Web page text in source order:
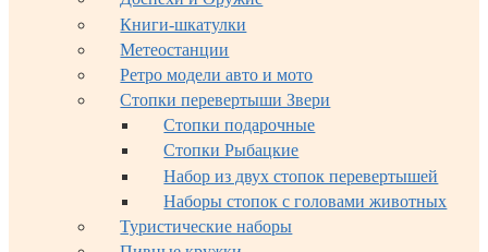
Книги-шкатулки
Метеостанции
Ретро модели авто и мото
Стопки перевертыши Звери
Стопки подарочные
Стопки Рыбацкие
Набор из двух стопок перевертышей
Наборы стопок с головами животных
Туристические наборы